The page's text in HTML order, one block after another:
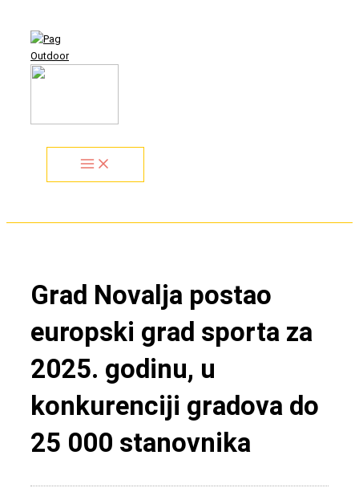
treści
Grad Novalja postao
europski grad sporta za
2025. godinu, u
konkurenciji gradova do
25 000 stanovnika